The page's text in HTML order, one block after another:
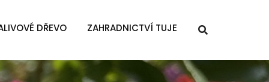
DŘEVO ZAHRADNICTVÍ TUJE